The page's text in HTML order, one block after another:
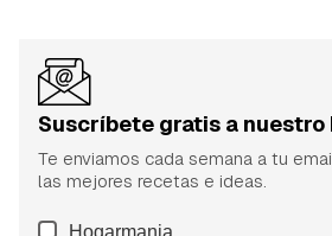
Suscríbete gratis a nuestro
Te enviamos cada semana a tu
las mejores recetas e ideas.
Hogarmania